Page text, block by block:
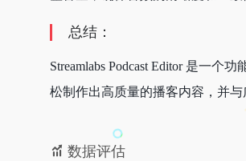
总结：
Streamlabs Podcast Editor 是一
松制作出高质量的播客内容，并与
数据评估